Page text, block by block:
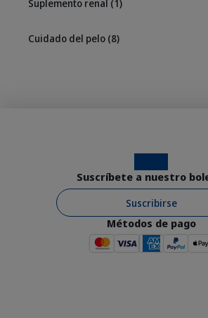
Suplemento renal (1)
Cuidado del pelo (8)
fácilmente las
presentación líquida
Suscríbete a nuestro
Suscribirse
Métodos de pago